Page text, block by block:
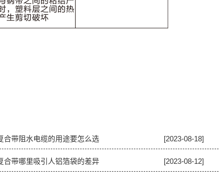
合带阻水电缆的用途要怎么选 [2023-08-18]
合带哪里吸引人铝箔袋的差异 [2023-08-12]